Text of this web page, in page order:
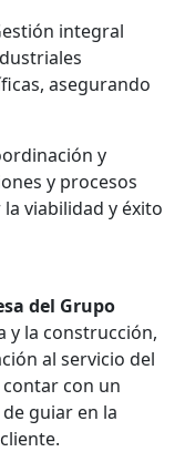
integral
asegurando
y
y procesos
viabilidad y éxito
del Grupo
y la construcción,
al servicio del
con un
guiar en la